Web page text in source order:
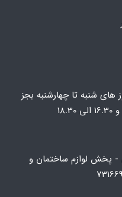
و 07142247260 روز های شنبه تا چهارشنبه بجز
- پخش لوازم ساختمان و